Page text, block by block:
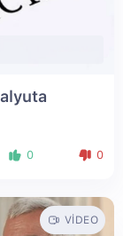
0 0
VIDEO